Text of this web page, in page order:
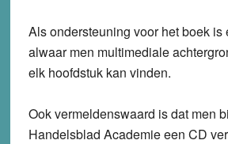
Als ondersteuning voor het boek is
alwaar men multimediale
elk hoofdstuk kan vinden.
Ook vermeldenswaard is dat men
Handelsblad Academie een CD